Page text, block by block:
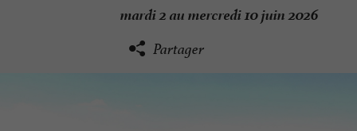
mardi 2 au mercredi 10 juin 2026
Partager